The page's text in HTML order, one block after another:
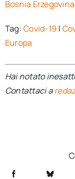
Bosnia Erzegovina
Tag:Covid-19 |
Europa
Hai notato
Contattaci a